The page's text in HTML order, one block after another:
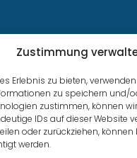
Zustimmung
Erlebnis zu bieten,
zu speichern und/
zustimmen, können
IDs auf dieser Website
oder zurückziehen,
werden.